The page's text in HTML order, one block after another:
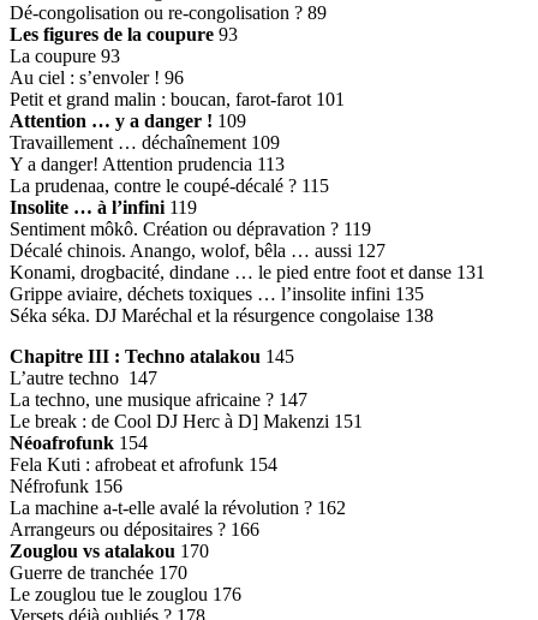
Dé-congolisation ou re-congolisation ? 89
Les figures de la coupure 93
La coupure 93
Au ciel : s’envoler ! 96
Petit et grand malin : boucan, farot-farot 101
Attention … y a danger ! 109
Travaillement … déchaînement 109
Y a danger! Attention prudencia 113
La prudenaa, contre le coupé-décalé ? 115
Insolite … à l’infini 119
Sentiment môkô. Création ou dépravation ? 119
Décalé chinois. Anango, wolof, bêla … aussi 127
Konami, drogbacité, dindane … le pied entre foot et danse 131
Grippe aviaire, déchets toxiques … l’insolite infini 135
Séka séka. DJ Maréchal et la résurgence congolaise 138
Chapitre III : Techno atalakou 145
L’autre techno 147
La techno, une musique africaine ? 147
Le break : de Cool DJ Herc à D] Makenzi 151
Néoafrofunk 154
Fela Kuti : afrobeat et afrofunk 154
Néfrofunk 156
La machine a-t-elle avalé la révolution ? 162
Arrangeurs ou dépositaires ? 166
Zouglou vs atalakou 170
Guerre de tranchée 170
Le zouglou tue le zouglou 176
Versets déjà oubliés ? 178